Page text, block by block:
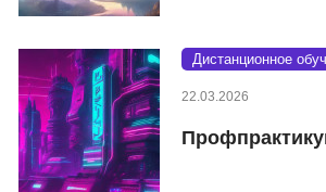
Дистанционное
22.03.2026